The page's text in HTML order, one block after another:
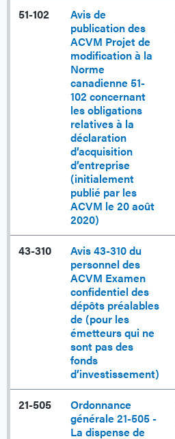
51-102
Avis de
publication des
ACVM Projet de
modification à la
Norme
canadienne 51-
102 concernant
les obligations
relatives à la
déclaration
d’acquisition
d’entreprise
(initialement
publié par les
ACVM le 20 août
2020)
43-310
Avis 43-310 du
personnel des
ACVM Examen
confidentiel des
dépôts préalables
de (pour les
émetteurs qui ne
sont pas des
fonds
d’investissement)
21-505
Ordonnance
générale 21-505 -
La dispense de